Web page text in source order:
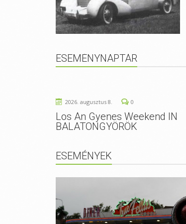
ESEMÉNYNAPTÁR
2026. augusztus 8. 0
Los An Gyenes Weekend IN
BALATONGYÖRÖK
ESEMÉNYEK